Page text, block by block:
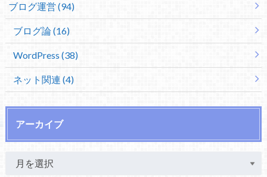
ブログ運営 (94)
ブログ論 (16)
WordPress (38)
ネット関連 (4)
アーカイブ